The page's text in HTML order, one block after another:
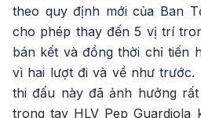
theo quy định mới của Ban
cho phép thay đến 5 vị trí
bán kết và đồng thời chỉ tiến
vì hai lượt đi và về như trước.
thi đấu này đã ảnh hưởng
trong tay HLV Pep Guardiola